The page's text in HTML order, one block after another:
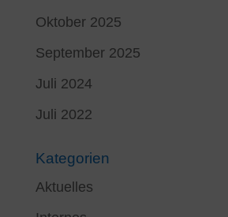
Oktober 2025
September 2025
Juli 2024
Juli 2022
Kategorien
Aktuelles